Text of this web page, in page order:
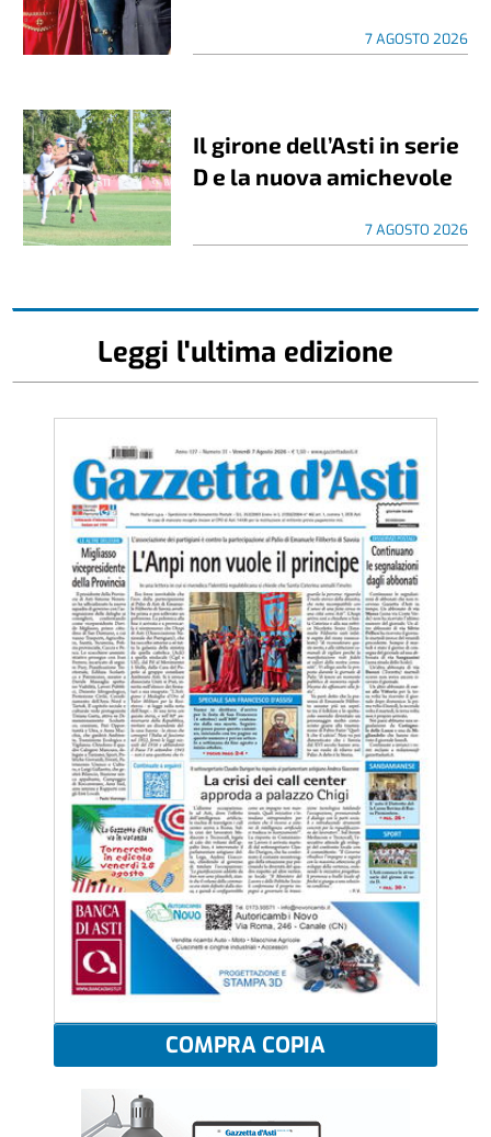
7 AGOSTO 2026
Il girone dell’Asti in serie
D e la nuova amichevole
7 AGOSTO 2026
Leggi l'ultima edizione
COMPRA COPIA